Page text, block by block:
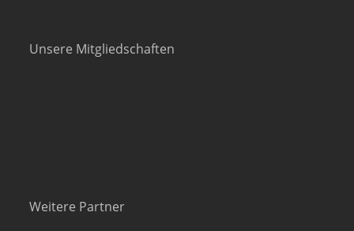
Unsere Mitgliedschaften
Weitere Partner